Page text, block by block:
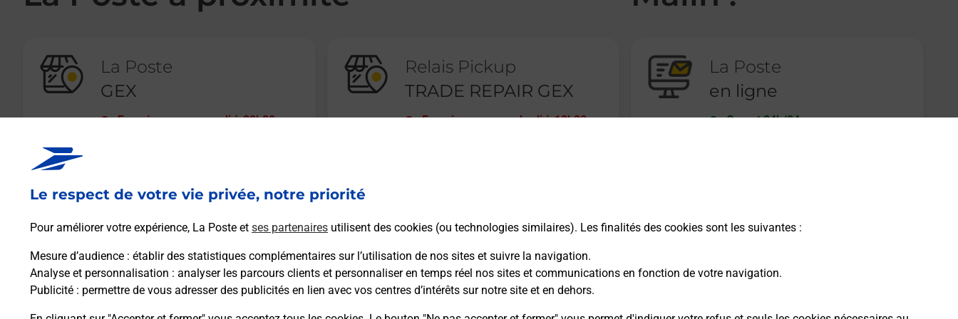
Le respect de votre vie privée, notre priorité
Pour améliorer votre expérience, La Poste et ses partenaires utilisent des cookies (ou technologies similaires). Les finalités des cookies sont les suivantes :
Mesure d’audience : établir des statistiques complémentaires sur l’utilisation de nos sites et suivre la navigation.
Analyse et personnalisation : analyser les parcours clients et personnaliser en temps réel nos sites et communications en fonction de votre navigation.
Publicité : permettre de vous adresser des publicités en lien avec vos centres d’intérêts sur notre site et en dehors.
La Poste
GEX
Fermé-ouvre samedi à 09h00
En savoir plus
Relais Pickup
TRADE REPAIR GEX
Fermé-ouvre vendredi à 10h00
La Poste
en ligne
Ouvert 24h/24